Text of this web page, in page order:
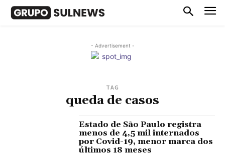
- Advertisement -
TAG
queda de casos
Estado de São Paulo registra
menos de 4,5 mil internados
por Covid-19, menor marca dos
últimos 18 meses